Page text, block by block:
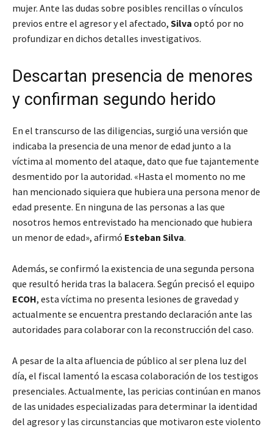
mujer. Ante las dudas sobre posibles rencillas o vínculos
previos entre el agresor y el afectado, Silva optó por no
profundizar en dichos detalles investigativos.
Descartan presencia de menores
y confirman segundo herido
En el transcurso de las diligencias, surgió una versión que
indicaba la presencia de una menor de edad junto a la
víctima al momento del ataque, dato que fue tajantemente
desmentido por la autoridad. «Hasta el momento no me
han mencionado siquiera que hubiera una persona menor de
edad presente. En ninguna de las personas a las que
nosotros hemos entrevistado ha mencionado que hubiera
un menor de edad», afirmó Esteban Silva.
Además, se confirmó la existencia de una segunda persona
que resultó herida tras la balacera. Según precisó el equipo
ECOH, esta víctima no presenta lesiones de gravedad y
actualmente se encuentra prestando declaración ante las
autoridades para colaborar con la reconstrucción del caso.
A pesar de la alta afluencia de público al ser plena luz del
día, el fiscal lamentó la escasa colaboración de los testigos
presenciales. Actualmente, las pericias continúan en manos
de las unidades especializadas para determinar la identidad
del agresor y las circunstancias que motivaron este violento